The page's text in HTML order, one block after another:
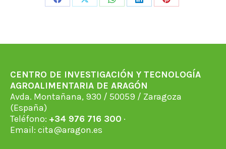
Share
Share
Share
Share
Share
CENTRO DE INVESTIGACIÓN Y TECNOLOGÍA
AGROALIMENTARIA DE ARAGÓN
Avda. Montañana, 930 / 50059 / Zaragoza
(España)
Teléfono: +34 976 716 300 ·
Email: cita@aragon.es